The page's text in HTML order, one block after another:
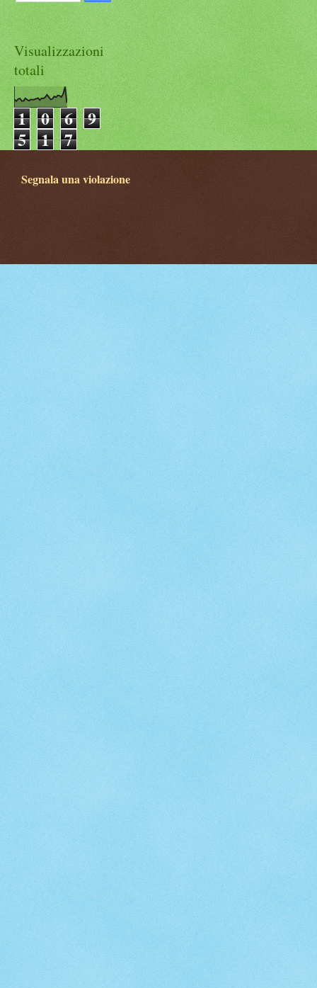
Visualizzazioni
totali
1 0 6 9
5 1 7
Segnala una violazione